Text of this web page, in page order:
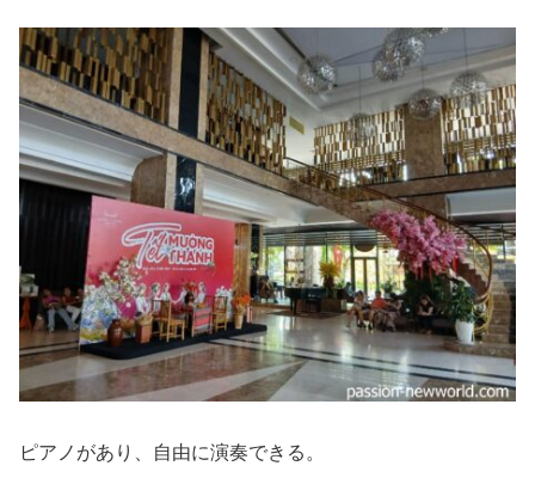
ピアノがあり、自由に演奏できる。